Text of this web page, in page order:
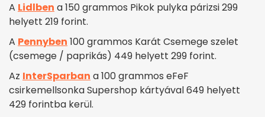
A Lidlben a 150 grammos Pikok pulyka párizsi 299
helyett 219 forint.
A Pennyben 100 grammos Karát Csemege szelet
(csemege / paprikás) 449 helyett 299 forint.
Az InterSparban a 100 grammos eFeF
csirkemellsonka Supershop kártyával 649 helyett
429 forintba kerül.